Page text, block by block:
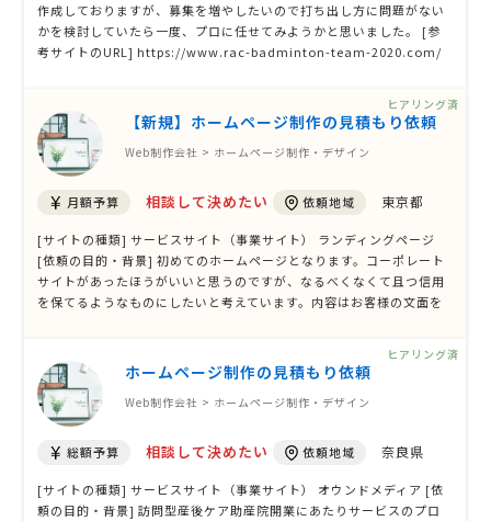
作成しておりますが、募集を増やしたいので打ち出し方に問題がない
かを検討していたら一度、プロに任せてみようかと思いました。 [参
考サイトのURL] https://www.rac-badminton-team-2020.com/
【新規】ホームページ制作の見積もり依頼
Web制作会社 > ホームページ制作・デザイン
月額予算 相談して決めたい 依頼地域 東京都
[サイトの種類] サービスサイト（事業サイト） ランディングページ
[依頼の目的・背景] 初めてのホームページとなります。コーポレート
サイトがあったほうがいいと思うのですが、なるべくなくて且つ信用
を保てるようなものにしたいと考えています。内容はお客様の文面を
数] 11〜20P [掲載 …
ヒアリング済
ホームページ制作の見積もり依頼
Web制作会社 > ホームページ制作・デザイン
総額予算 相談して決めたい 依頼地域 奈良県
[サイトの種類] サービスサイト（事業サイト） オウンドメディア [依
頼の目的・背景] 訪問型産後ケア助産院開業にあたりサービスのプロ
ヒアリング済